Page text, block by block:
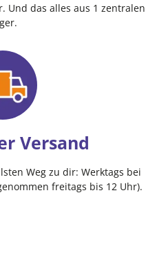
Und das alles aus 1 zentralen
Versand
Weg zu dir: Werktags bei
freitags bis 12 Uhr).